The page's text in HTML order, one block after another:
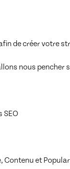
de créer votre
nous
Contenu et